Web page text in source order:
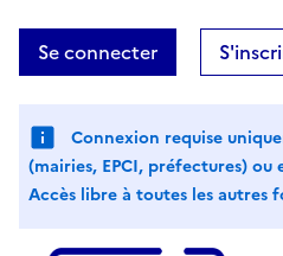
Se connecter
Connexion requise
(mairies, EPCI, préfectures)
Accès libre à toutes les autres